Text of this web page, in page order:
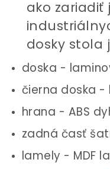
ako zariadiť
dosky stola
doska -
čierna doska
hrana - ABS
zadná časť
lamely - MDF